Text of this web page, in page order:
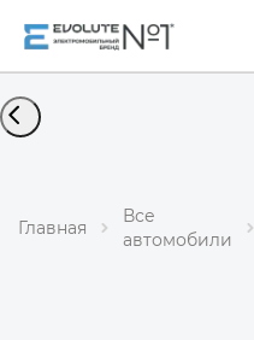
Главная
Все
автомобили